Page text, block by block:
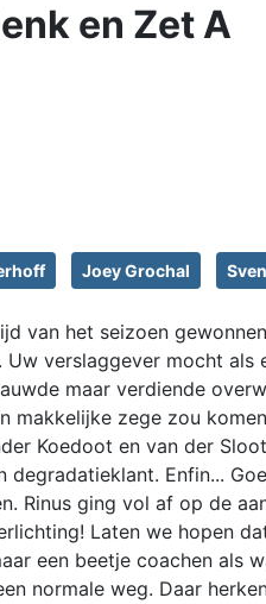
en Zet A
Joey Grochal
van het seizoen
verslaggever mocht
maar verdiende
makkelijke zege zou
Koedoot en van der
Enfin...
Rinus ging vol af op de
Laten we hopen
een beetje coachen als
normale weg. Daar